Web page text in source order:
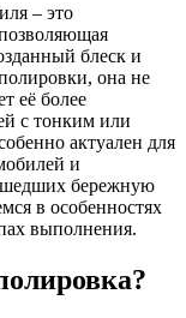
– это
блеск и
она не
её более
с тонким или
актуален для
и
бережную
в особенностях
выполнения.